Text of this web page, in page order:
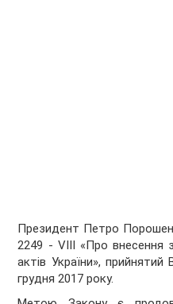
Президент Петро
2249 - VIII «Про внесення
актів України»,
грудня 2017 року.